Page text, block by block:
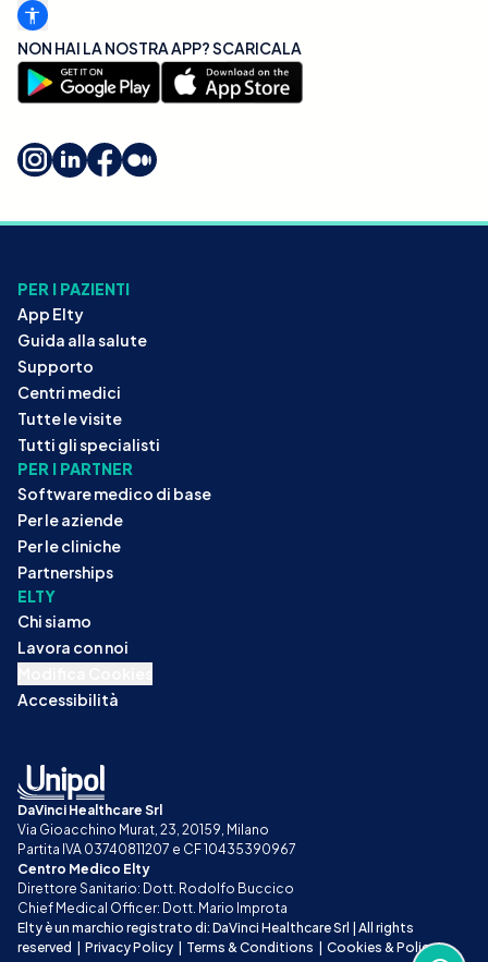
NON HAI LA NOSTRA APP? SCARICALA
PER I PAZIENTI
App Elty
Guida alla salute
Supporto
Centri medici
Tutte le visite
Tutti gli specialisti
PER I PARTNER
Software medico di base
Per le aziende
Per le cliniche
Partnerships
ELTY
Chi siamo
Lavora con noi
Accessibilità
DaVinci Healthcare Srl
Via Gioacchino Murat, 23, 20159, Milano
Partita IVA 03740811207 e CF 10435390967
Centro Medico Elty
Direttore Sanitario: Dott. Rodolfo Buccico
Chief Medical Officer: Dott. Mario Improta
Elty è un marchio registrato di: DaVinci Healthcare Srl | All rights
reserved
Privacy Policy Terms & Conditions Cookies & Policy